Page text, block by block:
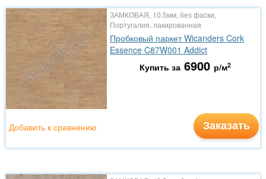
ЗАМКОВАЯ, 10.5мм, без фаски,
Португалия, лакированная
Пробковый паркет Wicanders Cork
Essence C87W001 Addict
Купить за 6900 р/м2
Заказать
Добавить к сравнению